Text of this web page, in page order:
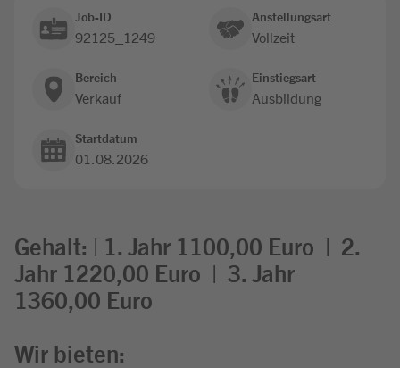
Job-ID
92125_1249
Anstellungsart
Vollzeit
Bereich
Verkauf
Einstiegsart
Ausbildung
Startdatum
01.08.2026
Gehalt: | 1. Jahr 1100,00 Euro | 2.
Jahr 1220,00 Euro | 3. Jahr
1360,00 Euro
Wir bieten: